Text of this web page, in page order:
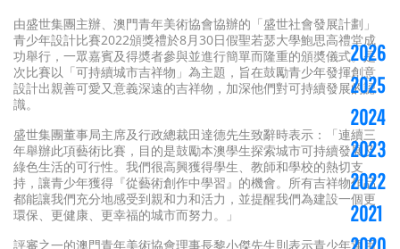
由盛世集團主辦、澳門青年美術協會協辦的「盛世社會發展計劃」
青少年設計比賽2022頒獎禮於8月30日假聖若瑟大學鮑思高禮堂成
功舉行，一眾嘉賓及得奬者參與並進行簡單而隆重的頒奬儀式。是
次比賽以「可持續城市吉祥物」為主題，旨在鼓勵青少年發揮創意
設計出親善可愛又意義深遠的吉祥物，加深他們對可持續發展的認
識。
盛世集團董事局主席及行政總裁田達德先生致辭時表示：「連續三
年舉辦此項藝術比賽，目的是鼓勵本澳學生探索城市可持續發展及
綠色生活的可行性。我們很高興獲得學生、教師和學校的熱切支
持，讓青少年獲得『從藝術創作中學習』的機會。所有吉祥物作品
都能讓我們充分地感受到親和力和活力，並提醒我們為建設一個更
環保、更健康、更幸福的城市而努力。」
評審之一的澳門青年美術協會理事長黎小傑先生則表示青少年運用
2026
2025
2024
2023
2022
2021